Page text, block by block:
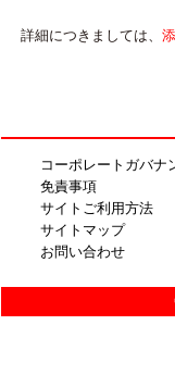
詳細につきましては、
コーポレートガバナ
免責事項
サイトご利用方法
サイトマップ
お問い合わせ